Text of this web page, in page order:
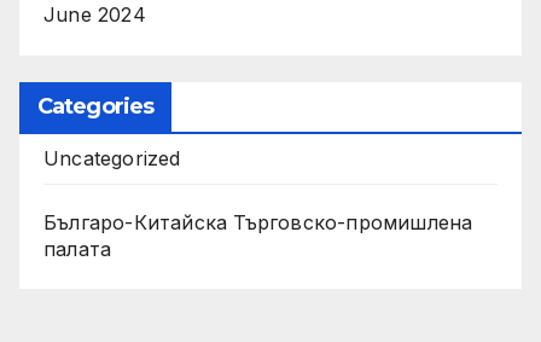
June 2024
Categories
Uncategorized
Българо-Китайска Търговско-промишлена
палaта